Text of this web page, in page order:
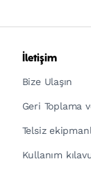
İletişim
Bize Ulaşın
Geri Toplama
Telsiz
Kullanım